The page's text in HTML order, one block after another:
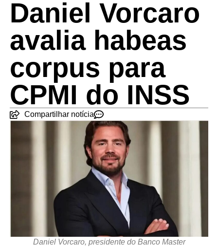
Daniel Vorcaro
avalia habeas
corpus para
CPMI do INSS
Compartilhar notícia
Daniel Vorcaro, presidente do Banco Master